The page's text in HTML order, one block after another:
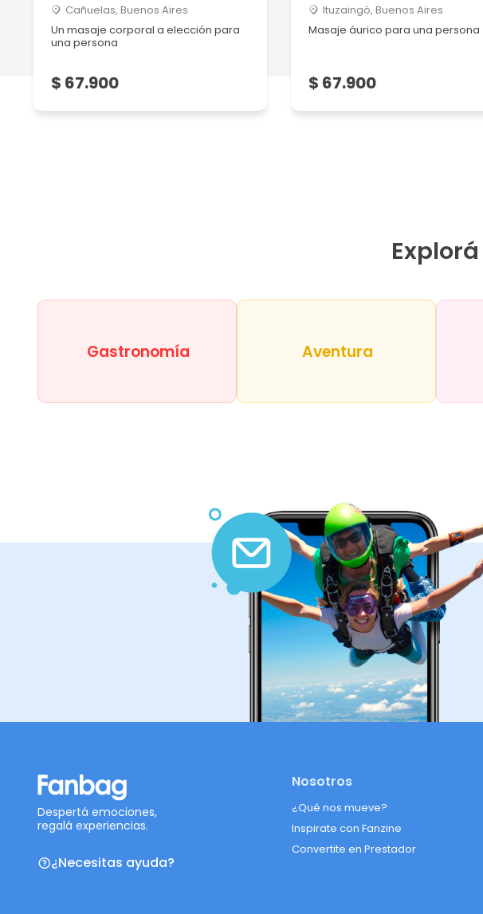
Cañuelas, Buenos Aires
Un masaje corporal a elección para
una persona
$ 67.900
Ituzaingó, Buenos Aires
Masaje áurico para una persona
$ 67.900
Gastronomía Aventura
Despertá emociones,
regalá experiencias.
¿Necesitas ayuda?
Nosotros
¿Qué nos mueve?
Inspirate con Fanzine
Convertite en Prestador